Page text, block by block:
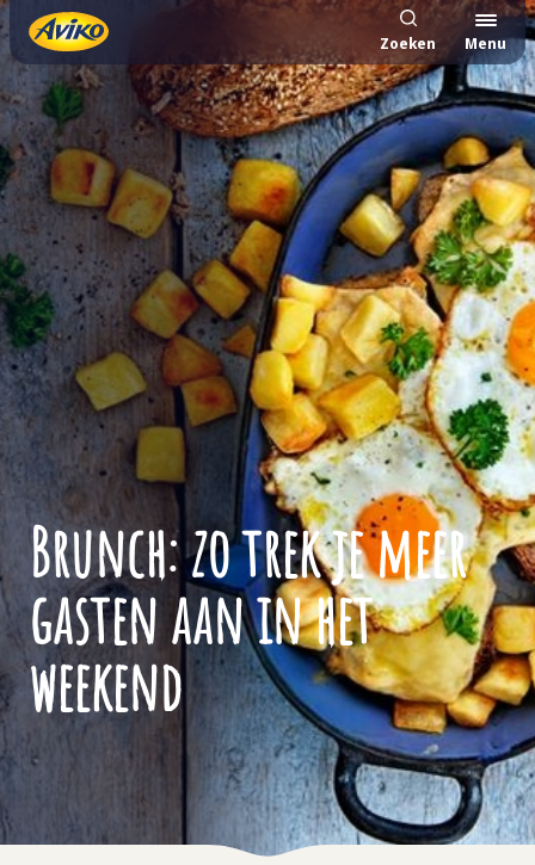
Zoeken Menu
Brunch: zo trek je meer
gasten aan in het
weekend